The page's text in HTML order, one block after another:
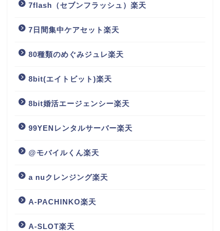
7flash（セブンフラッシュ）楽天
7日間集中ケアセット楽天
80種類のめぐみジュレ楽天
8bit(エイトビット)楽天
8bit婚活エージェンシー楽天
99YENレンタルサーバー楽天
@モバイルくん楽天
a nuクレンジング楽天
A-PACHINKO楽天
A-SLOT楽天